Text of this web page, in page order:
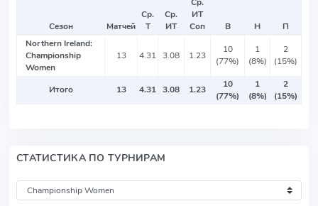
Сезон Матчей
Ср.
Т
Ср.
ИТ
Ср.
ИТ
Соп
В Н
П
Northern Ireland:
Championship
Women
13 4.31 3.08 1.23
10
(77%)
1
(8%)
2
(15%)
Итого 13 4.31 3.08 1.23
10
(77%)
1
(8%)
2
(15%)
СТАТИСТИКА ПО ТУРНИРАМ